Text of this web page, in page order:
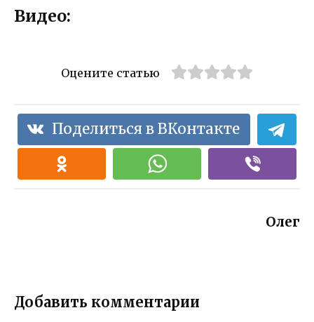
Видео:
Оцените статью
Поделиться в ВКонтакте
Олег
Добавить комментарии